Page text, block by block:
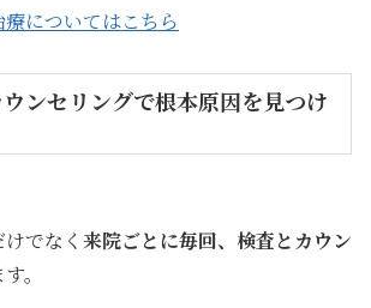
についてはこちら
ンセリングで根本原因を見つけ
でなく 来院ごとに毎回、検査とカウン
。